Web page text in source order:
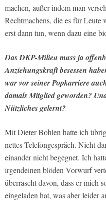
machen, außer indem man
Rechtmachens, die es für
erst dann tun, wenn dazu eine
Das DKP-Milieu muss ja
Anziehungskraft besessen
war vor seiner Popkarriere
damals Mitglied geworden?
Nützliches gelernt?
Mit Dieter Bohlen hatte ich
nettes Telefongespräch. Nicht
einander nicht begegnet. Ich
irgendeinen blöden Vorwurf
überrascht davon, dass er mich
eingeladen hat, was aber leider